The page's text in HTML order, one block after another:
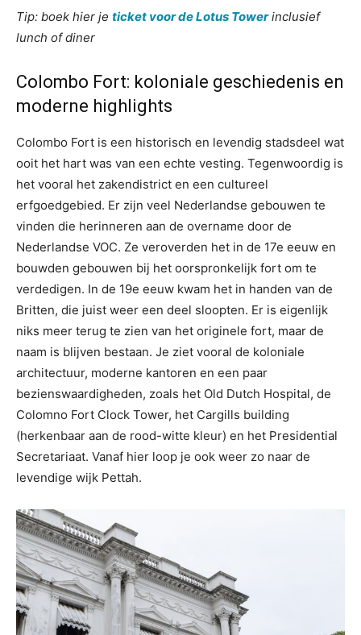
Tip: boek hier je ticket voor de Lotus Towerinclusief
lunch of diner
Colombo Fort: koloniale geschiedenis en
moderne highlights
Colombo Fort is een historisch en levendig stadsdeel wat
ooit het hart was van een echte vesting. Tegenwoordig is
het vooral het zakendistrict en een cultureel
erfgoedgebied. Er zijn veel Nederlandse gebouwen te
vinden die herinneren aan de overname door de
Nederlandse VOC. Ze veroverden het in de 17e eeuw en
bouwden gebouwen bij het oorspronkelijk fort om te
verdedigen. In de 19e eeuw kwam het in handen van de
Britten, die juist weer een deel sloopten. Er is eigenlijk
niks meer terug te zien van het originele fort, maar de
naam is blijven bestaan. Je ziet vooral de koloniale
architectuur, moderne kantoren en een paar
bezienswaardigheden, zoals het Old Dutch Hospital, de
Colomno Fort Clock Tower, het Cargills building
(herkenbaar aan de rood-witte kleur) en het Presidential
Secretariaat. Vanaf hier loop je ook weer zo naar de
levendige wijk Pettah.